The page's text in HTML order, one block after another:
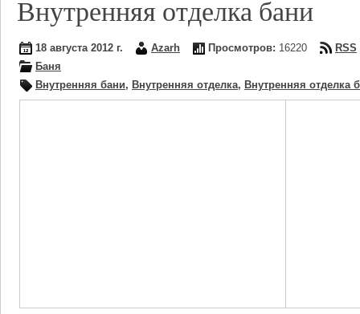
Внутренняя отделка бани
18 августа 2012 г. Azarh Просмотров: 16220
RSS
Баня
Внутренняя бани, Внутренняя отделка, Внутренняя отделка